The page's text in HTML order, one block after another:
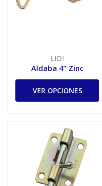
LIOI
Aldaba 4” Zinc
VER OPCIONES